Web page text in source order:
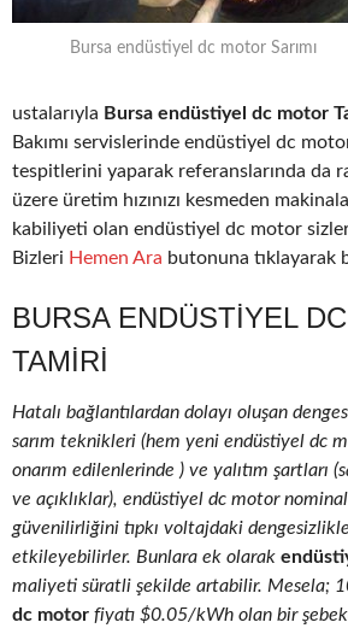
Bursa endüstiyel dc motor Sarımı
ustalarıyla Bursa endüstiyel dc motor
Bakımı servislerinde endüstiyel dc
tespitlerini yaparak referanslarında da
üzere üretim hızınızı kesmeden
kabiliyeti olan endüstiyel dc motor
Bizleri Hemen Ara butonuna tıklayarak
BURSA ENDÜSTIYEL
TAMIRI
Hatalı bağlantılardan dolayı oluşan
sarım teknikleri (hem yeni endüstiyel dc
onarım edilenlerinde ) ve yalıtım şartları
ve açıklıklar), endüstiyel dc motor nominal
güvenilirliğini tıpkı voltajdaki
etkileyebilirler. Bunlara ek olarak
maliyeti süratli şekilde artabilir. Mesela;
dc motor fiyatı $0.05/kWh olan bir